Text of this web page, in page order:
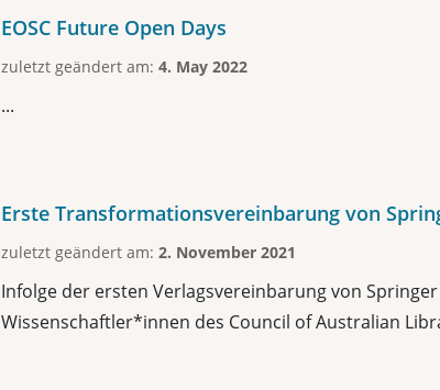
EOSC Future Open Days
zuletzt geändert am: 4. May 2022
...
Erste Transformationsvereinbarung von
zuletzt geändert am: 2. November 2021
Infolge der ersten Verlagsvereinbarung von
Wissenschaftler*innen des Council of Australian